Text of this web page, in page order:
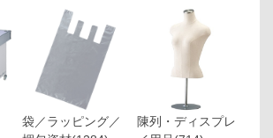
袋／ラッピング／
陳列・ディスプレ